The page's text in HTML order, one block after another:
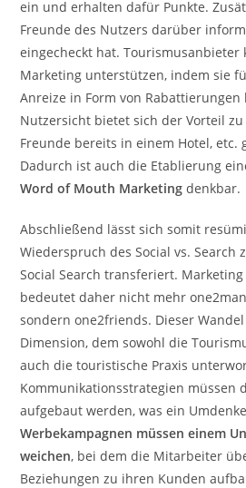
ein und erhalten dafür Punkte.
Freunde des Nutzers darüber
eingecheckt hat. Tourismusanbieter
Marketing unterstützen, indem sie
Anreize in Form von Rabattierungen
Nutzersicht bietet sich der Vorteil
Freunde bereits in einem Hotel, etc.
Dadurch ist auch die Etablierung
Word of Mouth Marketing denkbar.
Abschließend lässt sich somit
Wiederspruch des Social vs. Search
Social Search transferiert. Marketing
bedeutet daher nicht mehr
sondern one2friends. Dieser
Dimension, dem sowohl die
auch die touristische Praxis
Kommunikationsstrategien müssen
aufgebaut werden, was ein
Werbekampagnen müssen einem
weichen, bei dem die Mitarbeiter
Beziehungen zu ihren Kunden